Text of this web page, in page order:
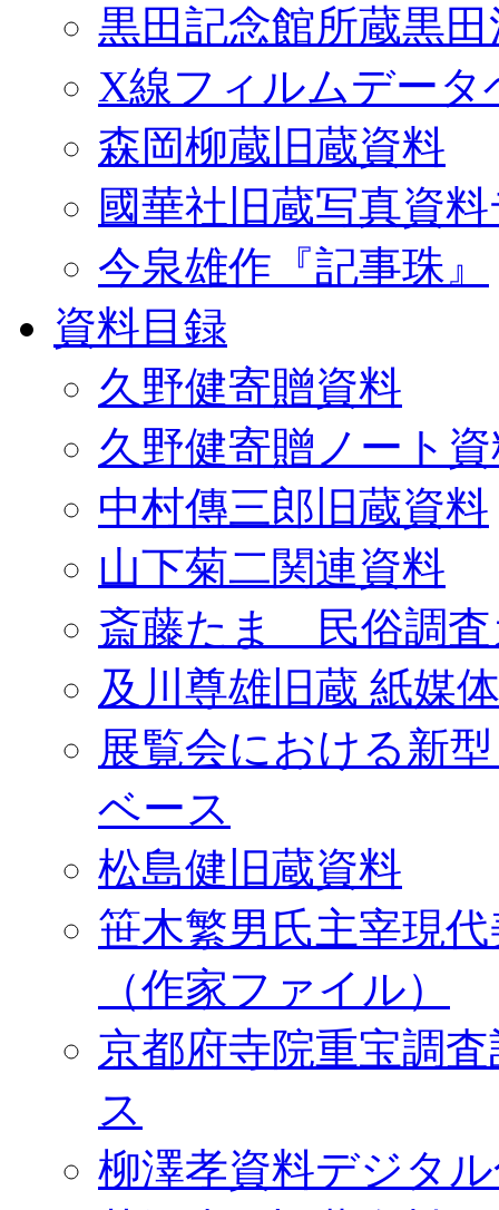
黒田記念館所蔵黒
X線フィルムデータ
森岡柳蔵旧蔵資料
國華社旧蔵写真資
今泉雄作『記事珠』
資料目録
久野健寄贈資料
久野健寄贈ノート
中村傳三郎旧蔵資料
山下菊二関連資料
斎藤たま 民俗調査
及川尊雄旧蔵 紙媒
展覧会における新
ベース
松島健旧蔵資料
笹木繁男氏主宰現
（作家ファイル）
京都府寺院重宝調
ス
柳澤孝資料デジタ